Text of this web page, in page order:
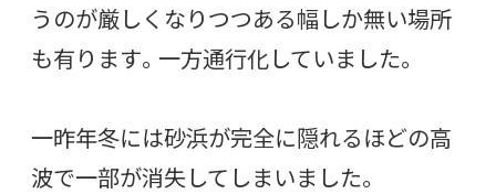
うのが厳しくなりつつある幅しか無い場所
も有ります。一方通行化していました。
一昨年冬には砂浜が完全に隠れるほどの高
波で一部が消失してしまいました。